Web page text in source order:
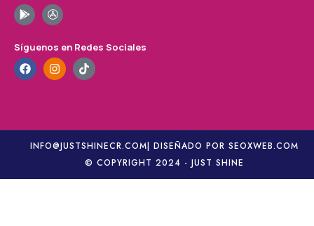
Síguenos en Redes Sociales
INFO@JUSTSHINECR.COM| DISEÑADO POR SEOXWEB.COM
© COPYRIGHT 2024 - JUST SHINE